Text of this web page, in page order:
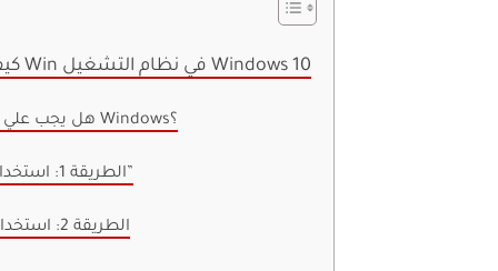
كيفية حذف ملفات إعداد Win في نظام التشغيل Windows 10
هل يجب علي حذف ملفات إعداد Windows؟
الطريقة 1: استخدام “تنظيف القرص”
الطريقة 2: استخدام إعدادات التخزين